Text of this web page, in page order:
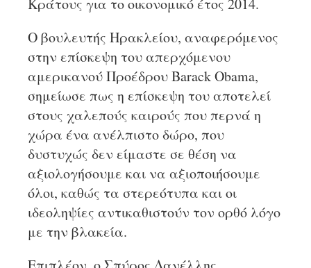
Κράτους για το οικονομικό έτος 2014.
Ο βουλευτής Ηρακλείου, αναφερόμενος
στην επίσκεψη του απερχόμενου
αμερικανού Προέδρου Barack Obama,
σημείωσε πως η επίσκεψη του αποτελεί
στους χαλεπούς καιρούς που περνά η
χώρα ένα ανέλπιστο δώρο, που
δυστυχώς δεν είμαστε σε θέση να
αξιολογήσουμε και να αξιοποιήσουμε
όλοι, καθώς τα στερεότυπα και οι
ιδεοληψίες αντικαθιστούν τον ορθό λόγο
με την βλακεία.